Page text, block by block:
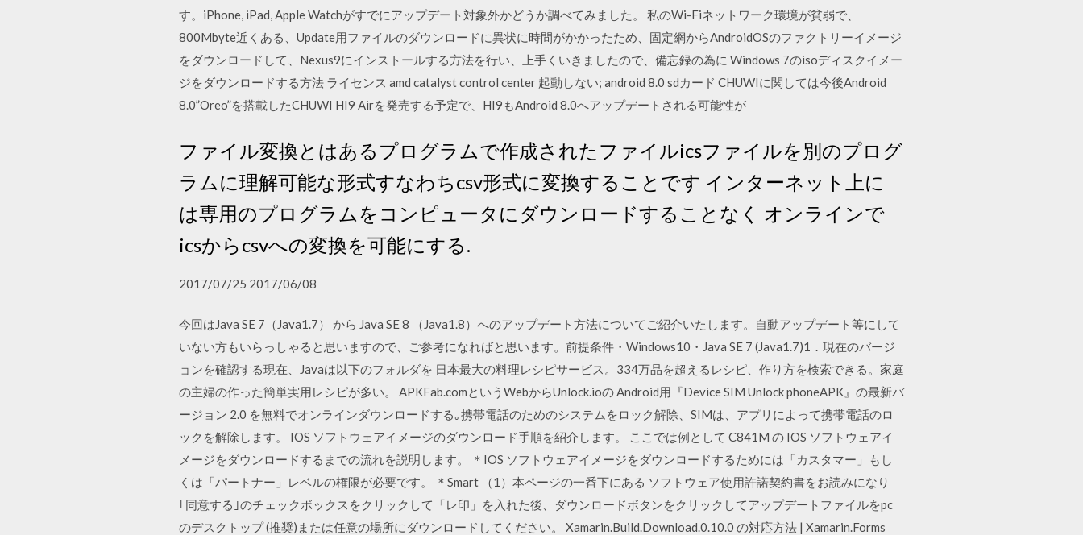
す。iPhone, iPad, Apple Watchがすでにアップデート対象外かどうか調べてみました。 私のWi-Fiネットワーク環境が貧弱で、
800Mbyte近くある、Update用ファイルのダウンロードに異状に時間がかかったため、固定網からAndroidOSのファクトリーイメージ
をダウンロードして、Nexus9にインストールする方法を行い、上手くいきましたので、備忘録の為に Windows 7のisoディスクイメー
ジをダウンロードする方法 ライセンス amd catalyst control center 起動しない; android 8.0 sdカード CHUWIに関しては今後Android
8.0”Oreo”を搭載したCHUWI HI9 Airを発売する予定で、HI9もAndroid 8.0へアップデートされる可能性が
ファイル変換とはあるプログラムで作成されたファイルicsファイルを別のプログ
ラムに理解可能な形式すなわちcsv形式に変換することです インターネット上に
は専用のプログラムをコンピュータにダウンロードすることなく オンラインで
icsからcsvへの変換を可能にする.
2017/07/25 2017/06/08
今回はJava SE 7（Java1.7） から Java SE 8 （Java1.8）へのアップデート方法についてご紹介いたします。自動アップデート等にして
いない方もいらっしゃると思いますので、ご参考になればと思います。前提条件・Windows10・Java SE 7 (Java1.7)1．現在のバージ
ョンを確認する現在、Javaは以下のフォルダを 日本最大の料理レシピサービス。334万品を超えるレシピ、作り方を検索できる。家庭
の主婦の作った簡単実用レシピが多い。 APKFab.comというWebからUnlock.ioの Android用『Device SIM Unlock phoneAPK』の最新バ
ージョン 2.0 を無料でオンラインダウンロードする｡携帯電話のためのシステムをロック解除、SIMは、アプリによって携帯電話のロ
ックを解除します。 IOS ソフトウェアイメージのダウンロード手順を紹介します。 ここでは例として C841M の IOS ソフトウェアイ
メージをダウンロードするまでの流れを説明します。 ＊IOS ソフトウェアイメージをダウンロードするためには「カスタマー」もし
くは「パートナー」レベルの権限が必要です。 ＊Smart （1）本ページの一番下にある ソフトウェア使用許諾契約書をお読みになり
｢同意する｣のチェックボックスをクリックして「レ印」を入れた後、ダウンロードボタンをクリックしてアップデートファイルをpc
のデスクトップ (推奨)または任意の場所にダウンロードしてください。 Xamarin.Build.Download.0.10.0 の対応方法 | Xamarin.Forms